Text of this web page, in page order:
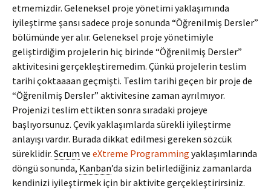
etmemizdir. Geleneksel proje yönetimi yaklaşımında
iyileştirme şansı sadece proje sonunda “Öğrenilmiş Dersler”
bölümünde yer alır. Geleneksel proje yönetimiyle
geliştirdiğim projelerin hiç birinde “Öğrenilmiş Dersler”
aktivitesini gerçekleştiremedim. Çünkü projelerin teslim
tarihi çoktaaaan geçmişti. Teslim tarihi geçen bir proje de
“Öğrenilmiş Dersler” aktivitesine zaman ayrılmıyor.
Projenizi teslim ettikten sonra sıradaki projeye
başlıyorsunuz. Çevik yaklaşımlarda sürekli iyileştirme
anlayışı vardır. Burada dikkat edilmesi gereken sözcük
süreklidir. Scrum ve eXtreme Programming yaklaşımlarında
döngü sonunda, Kanban’da sizin belirlediğiniz zamanlarda
kendinizi iyileştirmek için bir aktivite gerçekleştirirsiniz.